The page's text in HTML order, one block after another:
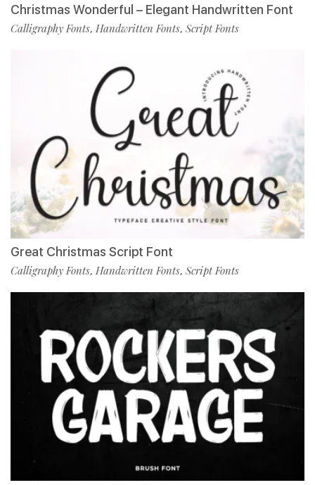
Christmas Wonderful – Elegant Handwritten Font
Calligraphy Fonts, Handwritten Fonts, Script Fonts
Great Christmas Script Font
Calligraphy Fonts, Handwritten Fonts, Script Fonts